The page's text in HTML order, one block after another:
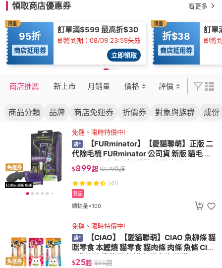
領取商店優惠券 看更多
限量
95折
商店抵用券
訂單滿$599 最高折$30
即將到期：08/09 23:59失效
立即領取
限量
折$38
商店抵用券
訂單
即將
商店推薦 新上市 月銷量 價格 評價
商品分類 品牌 商店免運券 折價券 對象與族群 成份
免運券
免運、限時特價中!
【FURminator】【愛貓聯萌】正版 二
代除毛梳 FURminator 公司貨 新版 貓毛 貓
狗毛 狗除毛 廢毛梳 貓梳 毛刷 去毛梳
$899起 $1,290起
(41)
總銷量>100
登記
免運券
免運、限時特價中!
【CIAO】【愛貓聯萌】CIAO 魚柳條 貓
咪零食 本鰹燒 貓零食 貓肉條 肉條 魚條 CIA
O魚柳條 寵物零食 鮮食 鮮食條 幼貓
$25起 $55起